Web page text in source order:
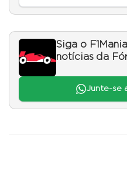
Siga o
notícias da
Junte-se